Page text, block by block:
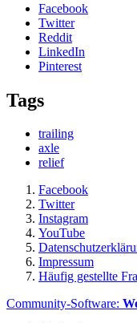
Facebook
Twitter
Reddit
LinkedIn
Pinterest
Tags
trailing
axle
relief
Facebook
Twitter
Instagram
YouTube
Impressum
Häufig gestellte
Community-Software: